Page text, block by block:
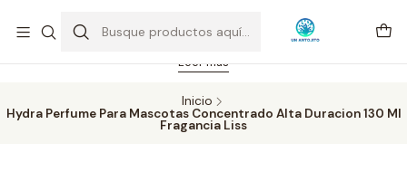
Feriado 21-05-2026 atención hasta las 14 hrs. Envío GRATIS mismo
día solo área Metropolitana Santiago por compras desde CLP 39.900.
Pedidos hasta 16 hrs., sábados y domingos hasta 14 hrs.
Leer más
Inicio
Hydra Perfume Para Mascotas Concentrado Alta Duracion 130 Ml
Fragancia Liss